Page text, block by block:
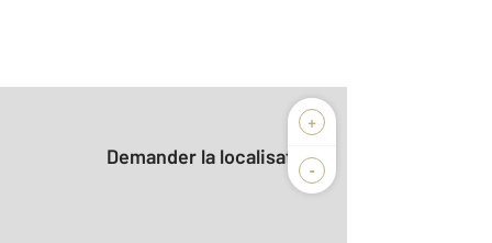
+
-
Demander la localisation